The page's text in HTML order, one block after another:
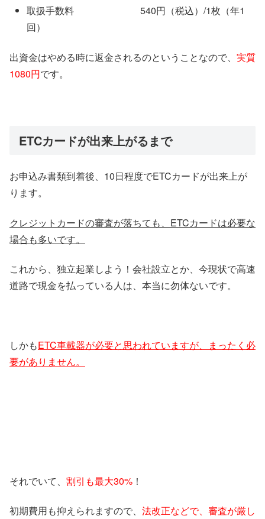
取扱手数料540円（税込）/1枚（年1
回）
出資金はやめる時に返金されるのということなので、 実質
1080円です。
ETCカードが出来上がるまで
お申込み書類到着後、10日程度でETCカードが出来上が
ります。
クレジットカードの審査が落ちても、ETCカードは必要な
場合も多いです。
これから、独立起業しよう！会社設立とか、今現状で高速
道路で現金を払っている人は、本当に勿体ないです。
しかもETC車載器が必要と思われていますが、まったく必
要がありません。
それでいて、 割引も最大30% ！
初期費用も抑えられますので、 法改正などで、審査が厳し